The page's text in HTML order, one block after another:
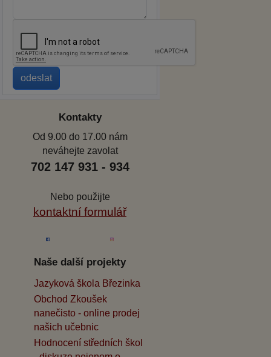
Kontakty
Od 9.00 do 17.00 nám
neváhejte zavolat
702 147 931 - 934
Nebo použijte
kontaktní formulář
Naše další projekty
Jazyková škola Březinka
Obchod Zkoušek
nanečisto - online prodej
našich učebnic
Hodnocení středních škol